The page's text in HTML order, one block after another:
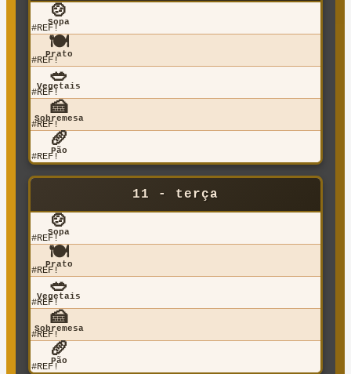
🍲
Sopa
#REF!
🍽️
Prato
#REF!
🥗
Vegetais
#REF!
🍰
Sobremesa
#REF!
🥖
Pão
#REF!
11 - terça
🍲
Sopa
#REF!
🍽️
Prato
#REF!
🥗
Vegetais
#REF!
🍰
Sobremesa
#REF!
🥖
Pão
#REF!